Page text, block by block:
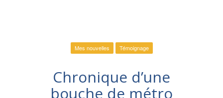
Mes nouvelles Témoignage
Chronique d’une
bouche de métro